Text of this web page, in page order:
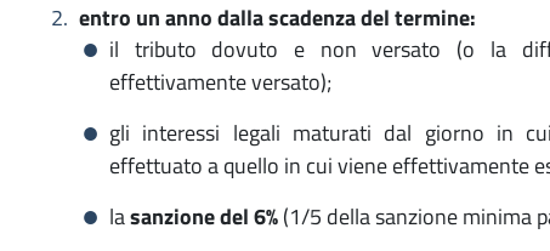
entro un anno dalla scadenza del termine:
il tributo dovuto e non versato (o la
effettivamente versato);
gli interessi legali maturati dal giorno in
effettuato a quello in cui viene effettivamente
lasanzione del 6%(1/5 della sanzione minima